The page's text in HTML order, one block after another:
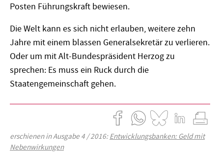
Posten Führungskraft bewiesen.
Die Welt kann es sich nicht erlauben, weitere zehn
Jahre mit einem blassen Generalsekretär zu verlieren.
Oder um mit Alt-Bundespräsident Herzog zu
sprechen: Es muss ein Ruck durch die
Staatengemeinschaft gehen.
erschienen in Ausgabe 4 / 2016:Entwicklungsbanken: Geld mit
Nebenwirkungen